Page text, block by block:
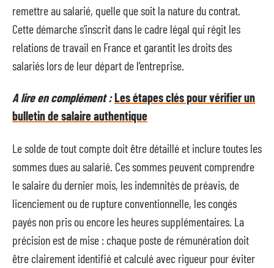
remettre au salarié, quelle que soit la nature du contrat.
Cette démarche s’inscrit dans le cadre légal qui régit les
relations de travail en France et garantit les droits des
salariés lors de leur départ de l’entreprise.
A lire en complément :Les étapes clés pour vérifier un
bulletin de salaire authentique
Le solde de tout compte doit être détaillé et inclure toutes les
sommes dues au salarié. Ces sommes peuvent comprendre
le salaire du dernier mois, les indemnités de préavis, de
licenciement ou de rupture conventionnelle, les congés
payés non pris ou encore les heures supplémentaires. La
précision est de mise : chaque poste de rémunération doit
être clairement identifié et calculé avec rigueur pour éviter